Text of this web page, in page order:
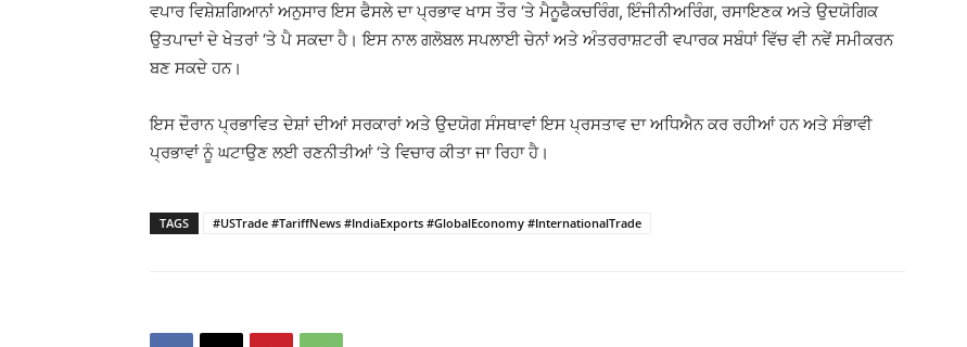
ਵਪਾਰ ਵਿਸ਼ੇਸ਼ਗਿਆਨਾਂ ਅਨੁਸਾਰ ਇਸ ਫੈਸਲੇ ਦਾ ਪ੍ਰਭਾਵ ਖਾਸ ਤੌਰ ‘ਤੇ ਮੈਨੂਫੈਕਚਰਿੰਗ, ਇੰਜੀਨੀਅਰਿੰਗ, ਰਸਾਇਣਕ ਅਤੇ ਉਦਯੋਗਿਕ
ਉਤਪਾਦਾਂ ਦੇ ਖੇਤਰਾਂ ‘ਤੇ ਪੈ ਸਕਦਾ ਹੈ। ਇਸ ਨਾਲ ਗਲੋਬਲ ਸਪਲਾਈ ਚੇਨਾਂ ਅਤੇ ਅੰਤਰਰਾਸ਼ਟਰੀ ਵਪਾਰਕ ਸਬੰਧਾਂ ਵਿੱਚ ਵੀ ਨਵੇਂ ਸਮੀਕਰਨ
ਬਣ ਸਕਦੇ ਹਨ।
ਇਸ ਦੌਰਾਨ ਪ੍ਰਭਾਵਿਤ ਦੇਸ਼ਾਂ ਦੀਆਂ ਸਰਕਾਰਾਂ ਅਤੇ ਉਦਯੋਗ ਸੰਸਥਾਵਾਂ ਇਸ ਪ੍ਰਸਤਾਵ ਦਾ ਅਧਿਐਨ ਕਰ ਰਹੀਆਂ ਹਨ ਅਤੇ ਸੰਭਾਵੀ
ਪ੍ਰਭਾਵਾਂ ਨੂੰ ਘਟਾਉਣ ਲਈ ਰਣਨੀਤੀਆਂ ‘ਤੇ ਵਿਚਾਰ ਕੀਤਾ ਜਾ ਰਿਹਾ ਹੈ।
TAGS #USTrade #TariffNews #IndiaExports #GlobalEconomy #InternationalTrade